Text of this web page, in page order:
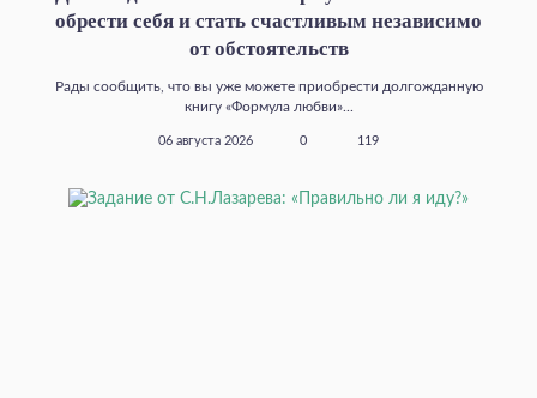
обрести себя и стать счастливым независимо
от обстоятельств
Рады сообщить, что вы уже можете приобрести долгожданную
книгу «Формула любви»...
06 августа 2026 0 119